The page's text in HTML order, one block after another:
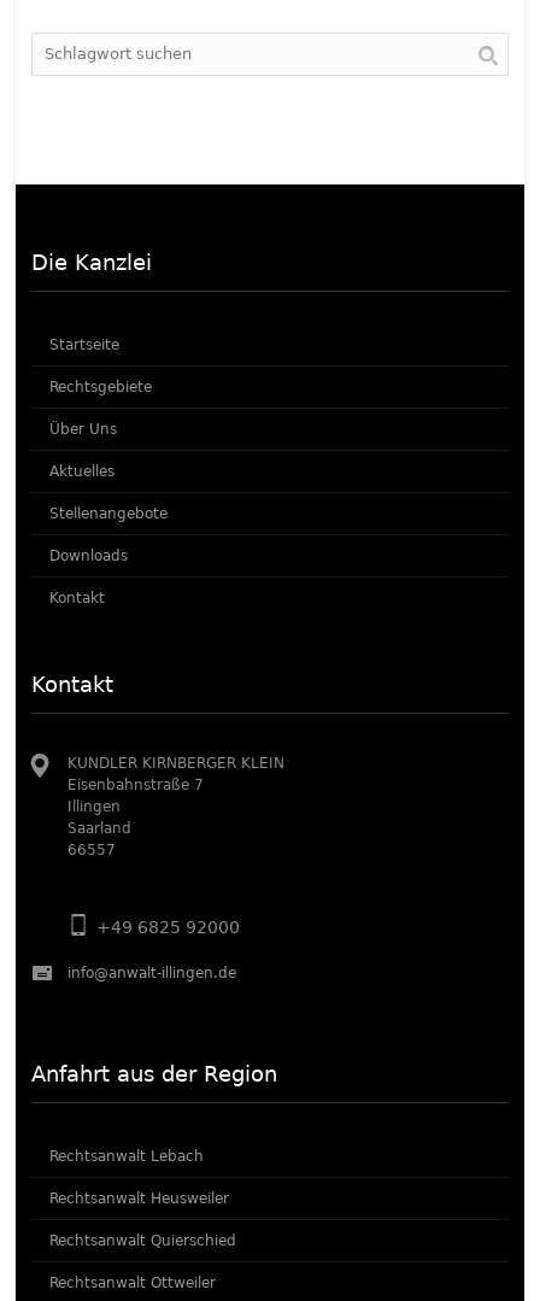
Die Kanzlei
Startseite
Rechtsgebiete
Über Uns
Aktuelles
Stellenangebote
Downloads
Kontakt
Kontakt
KUNDLER KIRNBERGER KLEIN
Eisenbahnstraße 7
Illingen
Saarland
66557
+49 6825 92000
info@anwalt-illingen.de
Anfahrt aus der Region
Rechtsanwalt Lebach
Rechtsanwalt Heusweiler
Rechtsanwalt Quierschied
Rechtsanwalt Ottweiler